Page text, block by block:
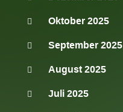
Oktober 2025
September 2025
August 2025
Juli 2025